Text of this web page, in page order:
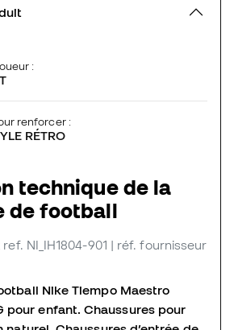
:
renforcer :
RÉTRO
technique de la
de football
ref. NI_IH1804-901 | réf. fournisseur
Nike Tiempo Maestro
pour enfant. Chaussures pour